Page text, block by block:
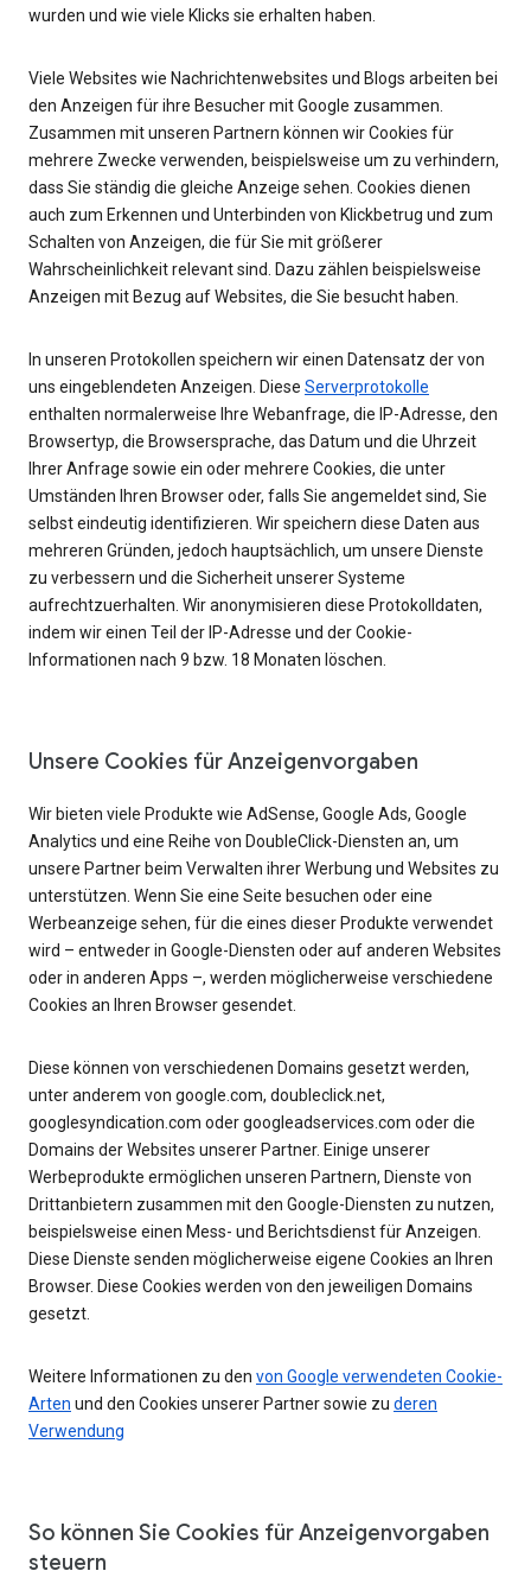
wurden und wie viele Klicks sie erhalten haben.
Viele Websites wie Nachrichtenwebsites und Blogs arbeiten bei
den Anzeigen für ihre Besucher mit Google zusammen.
Zusammen mit unseren Partnern können wir Cookies für
mehrere Zwecke verwenden, beispielsweise um zu verhindern,
dass Sie ständig die gleiche Anzeige sehen. Cookies dienen
auch zum Erkennen und Unterbinden von Klickbetrug und zum
Schalten von Anzeigen, die für Sie mit größerer
Wahrscheinlichkeit relevant sind. Dazu zählen beispielsweise
Anzeigen mit Bezug auf Websites, die Sie besucht haben.
In unseren Protokollen speichern wir einen Datensatz der von
uns eingeblendeten Anzeigen. Diese Serverprotokolle
enthalten normalerweise Ihre Webanfrage, die IP-Adresse, den
Browsertyp, die Browsersprache, das Datum und die Uhrzeit
Ihrer Anfrage sowie ein oder mehrere Cookies, die unter
Umständen Ihren Browser oder, falls Sie angemeldet sind, Sie
selbst eindeutig identifizieren. Wir speichern diese Daten aus
mehreren Gründen, jedoch hauptsächlich, um unsere Dienste
zu verbessern und die Sicherheit unserer Systeme
aufrechtzuerhalten. Wir anonymisieren diese Protokolldaten,
indem wir einen Teil der IP-Adresse und der Cookie-
Informationen nach 9 bzw. 18 Monaten löschen.
Unsere Cookies für Anzeigenvorgaben
Wir bieten viele Produkte wie AdSense, Google Ads, Google
Analytics und eine Reihe von DoubleClick-Diensten an, um
unsere Partner beim Verwalten ihrer Werbung und Websites zu
unterstützen. Wenn Sie eine Seite besuchen oder eine
Werbeanzeige sehen, für die eines dieser Produkte verwendet
wird – entweder in Google-Diensten oder auf anderen Websites
oder in anderen Apps –, werden möglicherweise verschiedene
Cookies an Ihren Browser gesendet.
Diese können von verschiedenen Domains gesetzt werden,
unter anderem von google.com, doubleclick.net,
googlesyndication.com oder googleadservices.com oder die
Domains der Websites unserer Partner. Einige unserer
Werbeprodukte ermöglichen unseren Partnern, Dienste von
Drittanbietern zusammen mit den Google-Diensten zu nutzen,
beispielsweise einen Mess- und Berichtsdienst für Anzeigen.
Diese Dienste senden möglicherweise eigene Cookies an Ihren
Browser. Diese Cookies werden von den jeweiligen Domains
gesetzt.
Weitere Informationen zu den von Google verwendeten Cookie-
Arten und den Cookies unserer Partner sowie zu deren
Verwendung
So können Sie Cookies für Anzeigenvorgaben
steuern